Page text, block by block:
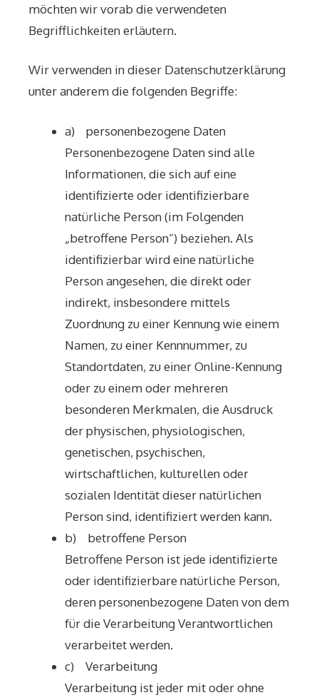
möchten wir vorab die verwendeten
Begrifflichkeiten erläutern.
Wir verwenden in dieser Datenschutzerklärung
unter anderem die folgenden Begriffe:
a) personenbezogene Daten
Personenbezogene Daten sind alle
Informationen, die sich auf eine
identifizierte oder identifizierbare
natürliche Person (im Folgenden
„betroffene Person“) beziehen. Als
identifizierbar wird eine natürliche
Person angesehen, die direkt oder
indirekt, insbesondere mittels
Zuordnung zu einer Kennung wie einem
Namen, zu einer Kennnummer, zu
Standortdaten, zu einer Online-Kennung
oder zu einem oder mehreren
besonderen Merkmalen, die Ausdruck
der physischen, physiologischen,
genetischen, psychischen,
wirtschaftlichen, kulturellen oder
sozialen Identität dieser natürlichen
Person sind, identifiziert werden kann.
b) betroffene Person
Betroffene Person ist jede identifizierte
oder identifizierbare natürliche Person,
deren personenbezogene Daten von dem
für die Verarbeitung Verantwortlichen
verarbeitet werden.
c) Verarbeitung
Verarbeitung ist jeder mit oder ohne